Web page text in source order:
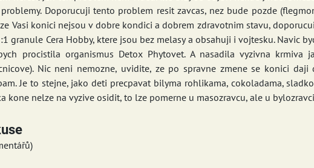
problemy. Doporucuji tento problem resit zavcas, nez bude pozde
Vasi konici nejsou v dobre kondici a dobrem zdravotnim stavu,
granule Cera Hobby, ktere jsou bez melasy a obsahuji i vojtesku. Navic
procistila organismus Detox Phytovet. A nasadila vyzivna krmiva
Nic neni nemozne, uvidite, ze po spravne zmene se konici
Je to stejne, jako deti precpavat bilyma rohlikama, cokoladama,
kone nelze na vyzive osidit, to lze pomerne u masozravcu, ale u